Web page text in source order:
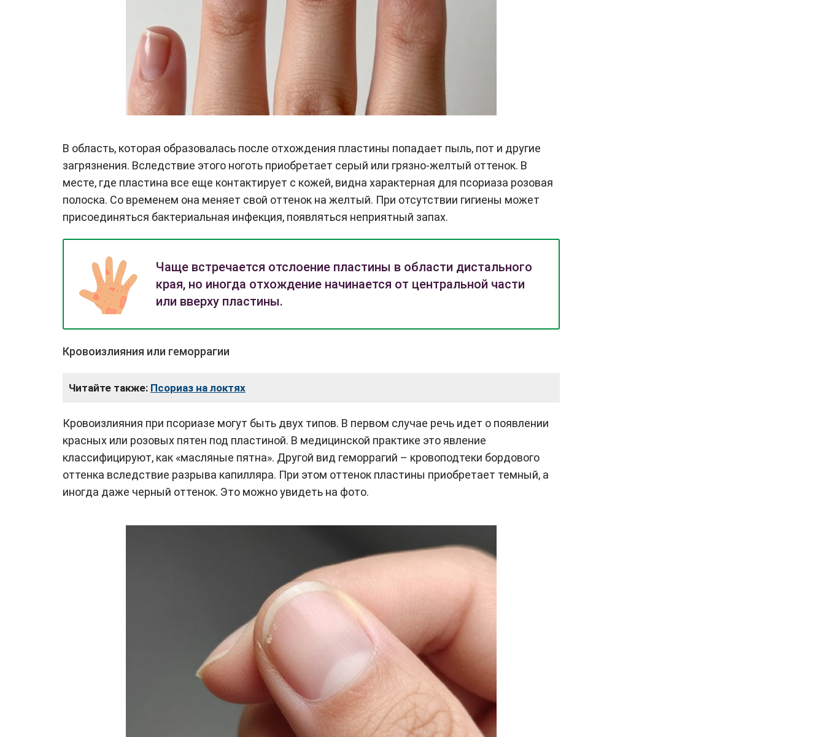
В область, которая образовалась после отхождения пластины попадает пыль, пот и другие
загрязнения. Вследствие этого ноготь приобретает серый или грязно-желтый оттенок. В
месте, где пластина все еще контактирует с кожей, видна характерная для псориаза розовая
полоска. Со временем она меняет свой оттенок на желтый. При отсутствии гигиены может
присоединяться бактериальная инфекция, появляться неприятный запах.
Чаще встречается отслоение пластины в области дистального
края, но иногда отхождение начинается от центральной части
или вверху пластины.
Кровоизлияния или геморрагии
Читайте также: Псориаз на локтях
Кровоизлияния при псориазе могут быть двух типов. В первом случае речь идет о появлении
красных или розовых пятен под пластиной. В медицинской практике это явление
классифицируют, как «масляные пятна». Другой вид геморрагий – кровоподтеки бордового
оттенка вследствие разрыва капилляра. При этом оттенок пластины приобретает темный, а
иногда даже черный оттенок. Это можно увидеть на фото.